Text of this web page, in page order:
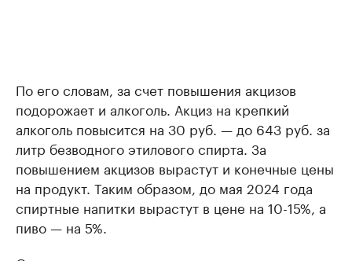
По его словам, за счет повышения акцизов
подорожает и алкоголь. Акциз на крепкий
алкоголь повысится на 30 руб. — до 643 руб. за
литр безводного этилового спирта. За
повышением акцизов вырастут и конечные цены
на продукт. Таким образом, до мая 2024 года
спиртные напитки вырастут в цене на 10-15%, а
пиво — на 5%.